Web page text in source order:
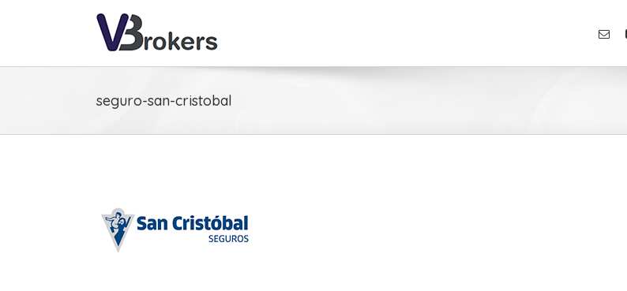
seguro-san-cristobal